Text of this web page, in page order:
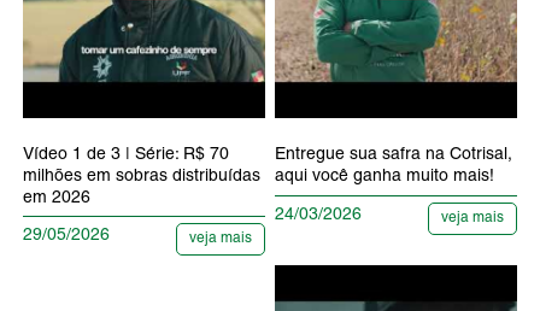
Vídeo 1 de 3 | Série: R$ 70
milhões em sobras distribuídas
em 2026
29/05/2026 veja mais
Entregue sua safra na Cotrisal,
aqui você ganha muito mais!
24/03/2026 veja mais